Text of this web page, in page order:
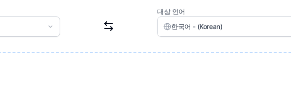
대상 언어
한국어 - (Korean)